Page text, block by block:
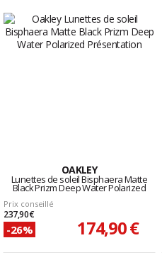
OAKLEY
Lunettes de soleil Bisphaera Matte
Black Prizm Deep Water Polarized
Prix conseillé
237,90 €
-26% 174,90 €